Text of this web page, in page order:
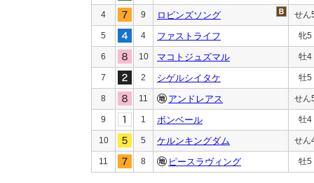
4 9 ロビンズソング せん
5 4 ファストライフ 牝5
6 10 マコトジュズマル 牡4
7 2 シゲルシイタケ 牡5
8 11 アンドレアス せん
9 1 ボンベール 牡4
10 5 ケルンキングダム せん
11 8 ピースラヴィング 牡5